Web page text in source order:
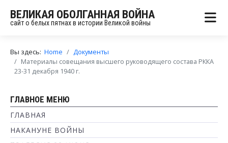
ВЕЛИКАЯ ОБОЛГАННАЯ ВОЙНА
сайт о белых пятнах в истории Великой войны
Вы здесь: Home
Документы
Материалы совещания высшего руководящего состава РККА
23-31 декабря 1940 г.
ГЛАВНОЕ МЕНЮ
ГЛАВНАЯ
НАКАНУНЕ ВОЙНЫ